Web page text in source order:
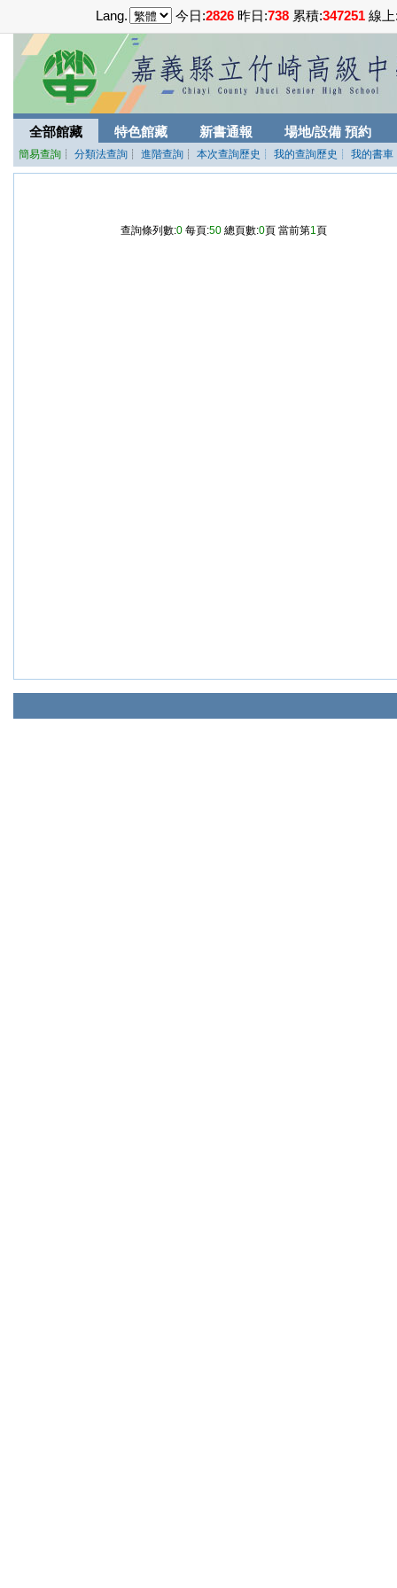
Lang. 今日:2826 昨日:738 累積:347251 線
全部館藏 特色館藏 新書通報 場地/設備 預約
簡易查詢 ┊ 分類法查詢 ┊ 進階查詢 ┊ 本次查詢歷史 ┊ 我的查詢歷史 ┊ 我的書車
查詢條列數:0 每頁:50 總頁數:0頁 當前第1頁